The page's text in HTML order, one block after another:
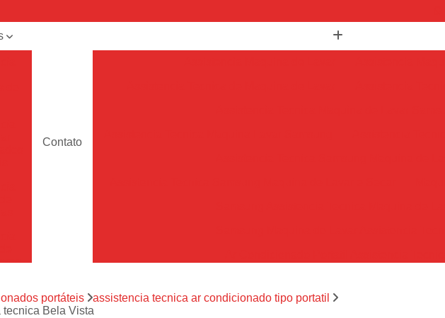
Contato
Assistencia Tecnica Ar Condicionado Portatil
portáteis
assistencia tecnica ar condicionado tipo portatil
Bela Vista